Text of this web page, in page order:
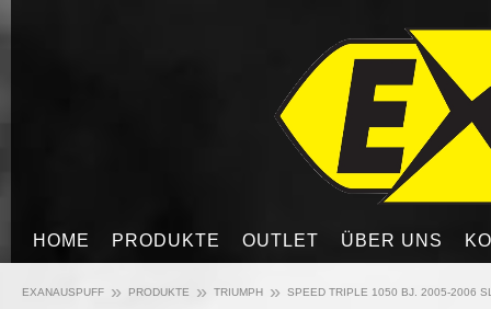
HOME PRODUKTE OUTLET ÜBER UNS
EXANAUSPUFF » PRODUKTE » TRIUMPH » SPEED TRIPLE 1050 BJ. 2005-2006